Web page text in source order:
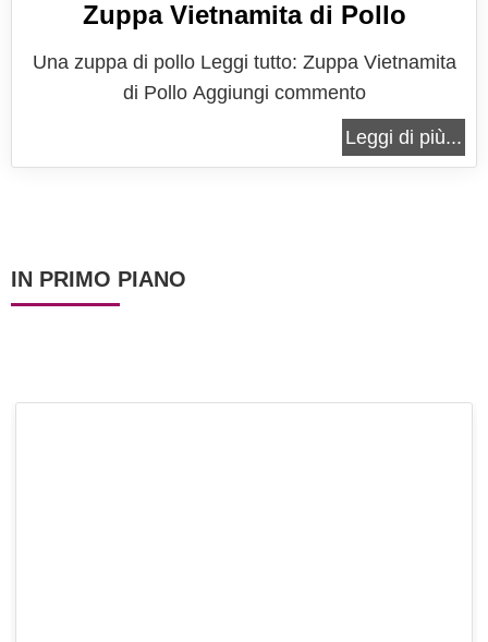
Zuppa Vietnamita di Pollo
Una zuppa di pollo Leggi tutto: Zuppa Vietnamita
di Pollo Aggiungi commento
Leggi di più...
IN PRIMO PIANO